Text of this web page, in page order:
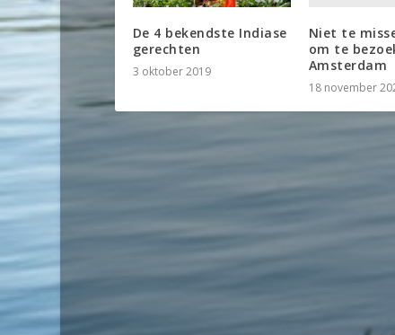
De 4 bekendste Indiase
gerechten
3 oktober 2019
Niet te
om te
Amsterdam
18 november